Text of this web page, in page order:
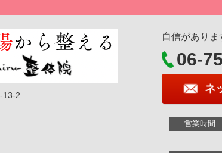
13-2
自信があり
06-
ネ
営業時間